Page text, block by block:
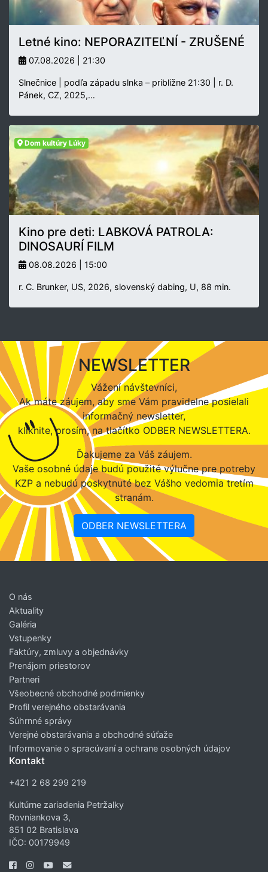
Letné kino: NEPORAZITEĽNÍ - ZRUŠENÉ
07.08.2026 | 21:30
Slnečnice | podľa západu slnka – približne 21:30 | r. D.
Pánek, CZ, 2025,…
Dom kultúry Lúky
Kino pre deti: LABKOVÁ PATROLA:
DINOSAURÍ FILM
08.08.2026 | 15:00
r. C. Brunker, US, 2026, slovenský dabing, U, 88 min.
NEWSLETTER
Vážení návštevníci,
Ak máte záujem, aby sme Vám pravidelne posielali
informačný newsletter,
kliknite, prosím, na tlačítko ODBER NEWSLETTERA.
Ďakujeme za Váš záujem.
Vaše osobné údaje budú použité výlučne pre potreby
KZP a nebudú poskytnuté bez Vášho vedomia tretím
stranám.
ODBER NEWSLETTERA
O nás
Aktuality
Galéria
Vstupenky
Faktúry, zmluvy a objednávky
Prenájom priestorov
Partneri
Všeobecné obchodné podmienky
Profil verejného obstarávania
Súhrnné správy
Verejné obstarávania a obchodné súťaže
Informovanie o spracúvaní a ochrane osobných údajov
Kontakt
+421 2 68 299 219
Kultúrne zariadenia Petržalky
Rovniankova 3,
851 02 Bratislava
IČO: 00179949